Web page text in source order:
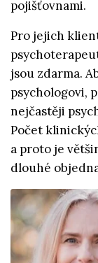
pojišťovnami.
Pro jejich
jsou zdarma.
psychologovi,
nejčastěji
Počet
a proto je
dlouhé